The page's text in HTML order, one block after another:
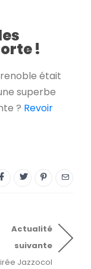
!
était
superbe
? Revoir
Actualité
suivante
Jazzocol